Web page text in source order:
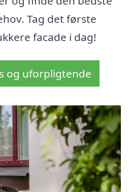
Tag det første
facade i dag!
og uforpligtende